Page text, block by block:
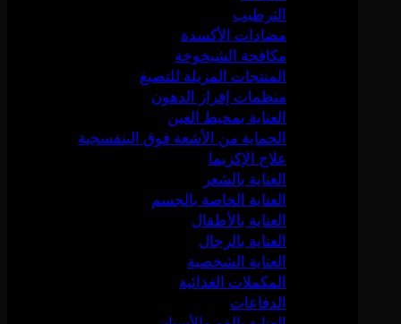
الترطيب
مضادات الأكسدة
مكافحة الشيخوخة
المنتجات المزيلة للتصبغ
منظمات إفراز الدهون
العناية بمحيط العين
الحماية من الأشعة فوق البنفسجية
علاج الإكزيما
العناية بالشعر
العناية الخاصة بالجسم
العناية بالأطفال
العناية بالرجال
العناية الشخصية
المكملات الغذائية
الدفاعات